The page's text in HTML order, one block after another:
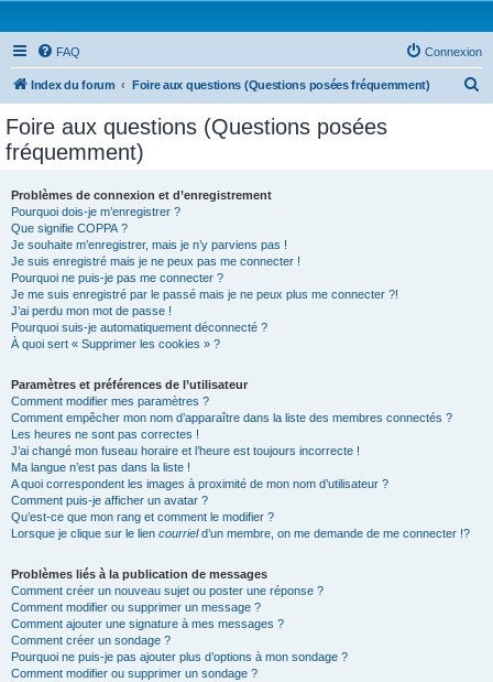
FAQ Connexion
Index du forum Foire aux questions (Questions posées fréquemment)
Foire aux questions (Questions posées
fréquemment)
Problèmes de connexion et d’enregistrement
Pourquoi dois-je m’enregistrer ?
Que signifie COPPA ?
Je souhaite m’enregistrer, mais je n’y parviens pas !
Je suis enregistré mais je ne peux pas me connecter !
Pourquoi ne puis-je pas me connecter ?
Je me suis enregistré par le passé mais je ne peux plus me connecter ?!
J’ai perdu mon mot de passe !
Pourquoi suis-je automatiquement déconnecté ?
À quoi sert « Supprimer les cookies » ?
Paramètres et préférences de l’utilisateur
Comment modifier mes paramètres ?
Comment empêcher mon nom d’apparaître dans la liste des membres connectés ?
Les heures ne sont pas correctes !
J’ai changé mon fuseau horaire et l’heure est toujours incorrecte !
Ma langue n’est pas dans la liste !
A quoi correspondent les images à proximité de mon nom d’utilisateur ?
Comment puis-je afficher un avatar ?
Qu’est-ce que mon rang et comment le modifier ?
Lorsque je clique sur le lien courrield’un membre, on me demande de me connecter !?
Problèmes liés à la publication de messages
Comment créer un nouveau sujet ou poster une réponse ?
Comment modifier ou supprimer un message ?
Comment ajouter une signature à mes messages ?
Comment créer un sondage ?
Pourquoi ne puis-je pas ajouter plus d’options à mon sondage ?
Comment modifier ou supprimer un sondage ?